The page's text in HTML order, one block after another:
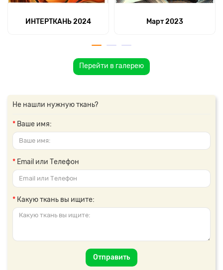
ИНТЕРТКАНЬ 2024 Март 2023
Перейти в галерею
Не нашли нужную ткань?
Ваше имя:
Email или Телефон
Какую ткань вы ищите:
Отправить